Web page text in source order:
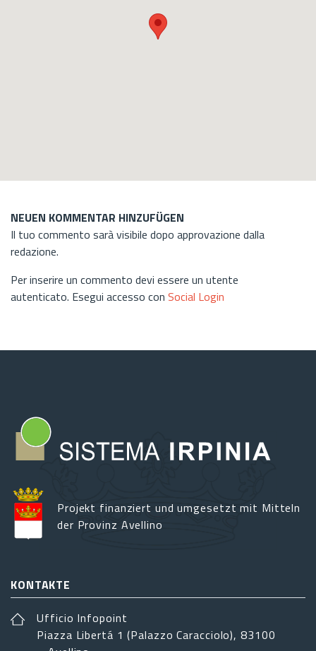
NEUEN KOMMENTAR HINZUFÜGEN
Il tuo commento sarà visibile dopo approvazione dalla
redazione.
Per inserire un commento devi essere un utente
autenticato. Esegui accesso con Social Login
Projekt finanziert und umgesetzt mit Mitteln
der Provinz Avellino
KONTAKTE
Ufficio Infopoint
Piazza Libertá 1 (Palazzo Caracciolo), 83100